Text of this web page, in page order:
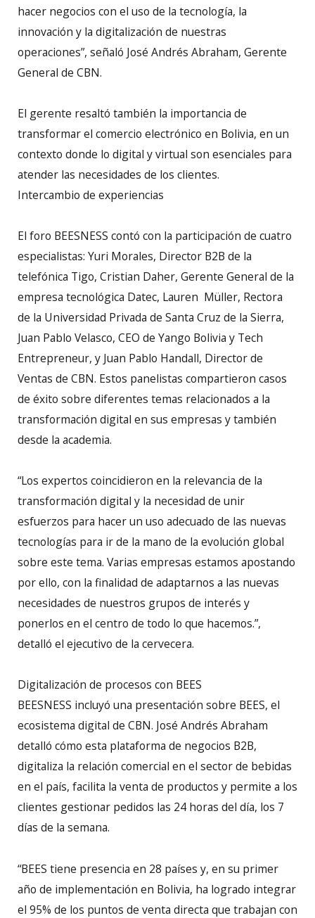
hacer negocios con el uso de la tecnología, la
innovación y la digitalización de nuestras
operaciones”, señaló José Andrés Abraham, Gerente
General de CBN.
El gerente resaltó también la importancia de
transformar el comercio electrónico en Bolivia, en un
contexto donde lo digital y virtual son esenciales para
atender las necesidades de los clientes.
Intercambio de experiencias
El foro BEESNESS contó con la participación de cuatro
especialistas: Yuri Morales, Director B2B de la
telefónica Tigo, Cristian Daher, Gerente General de la
empresa tecnológica Datec, Lauren Müller, Rectora
de la Universidad Privada de Santa Cruz de la Sierra,
Juan Pablo Velasco, CEO de Yango Bolivia y Tech
Entrepreneur, y Juan Pablo Handall, Director de
Ventas de CBN. Estos panelistas compartieron casos
de éxito sobre diferentes temas relacionados a la
transformación digital en sus empresas y también
desde la academia.
“Los expertos coincidieron en la relevancia de la
transformación digital y la necesidad de unir
esfuerzos para hacer un uso adecuado de las nuevas
tecnologías para ir de la mano de la evolución global
sobre este tema. Varias empresas estamos apostando
por ello, con la finalidad de adaptarnos a las nuevas
necesidades de nuestros grupos de interés y
ponerlos en el centro de todo lo que hacemos.”,
detalló el ejecutivo de la cervecera.
Digitalización de procesos con BEES
BEESNESS incluyó una presentación sobre BEES, el
ecosistema digital de CBN. José Andrés Abraham
detalló cómo esta plataforma de negocios B2B,
digitaliza la relación comercial en el sector de bebidas
en el país, facilita la venta de productos y permite a los
clientes gestionar pedidos las 24 horas del día, los 7
días de la semana.
“BEES tiene presencia en 28 países y, en su primer
año de implementación en Bolivia, ha logrado integrar
el 95% de los puntos de venta directa que trabajan con